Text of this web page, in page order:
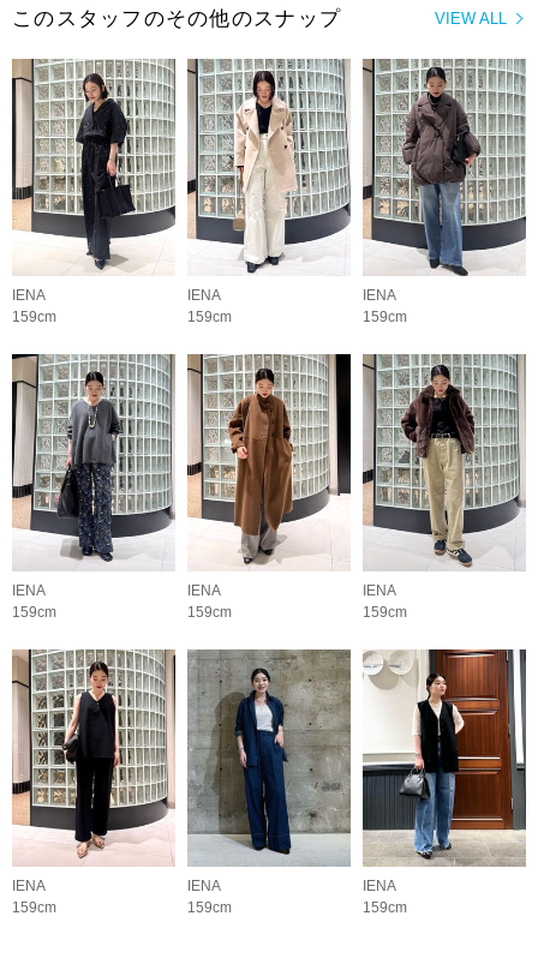
VIEW ALL
このスタッフのその他のスナップ
IENA
159cm
IENA
159cm
IENA
159cm
IENA
159cm
IENA
159cm
IENA
159cm
IENA
159cm
IENA
159cm
IENA
159cm